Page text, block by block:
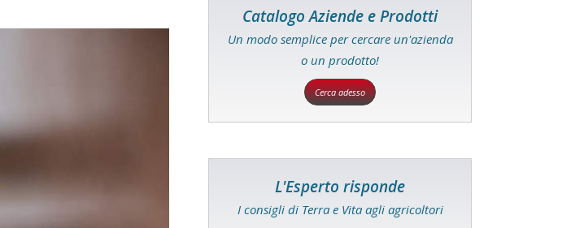
Catalogo Aziende e Prodotti
Un modo semplice per cercare un'azienda
o un prodotto!
Cerca adesso
L'Esperto risponde
I consigli di Terra e Vita agli agricoltori